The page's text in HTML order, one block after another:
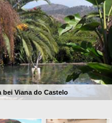
Viana do Castelo